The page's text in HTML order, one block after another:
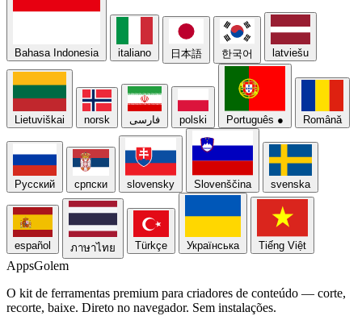
Bahasa Indonesia italiano 日本語 한국어 latviešu
Lietuviškai norsk فارسی polski Português ● Română
Русский српски slovensky Slovenščina svenska
español ภาษาไทย Türkçe Українська Tiếng Việt
AppsGolem
O kit de ferramentas premium para criadores de conteúdo — corte,
recorte, baixe. Direto no navegador. Sem instalações.